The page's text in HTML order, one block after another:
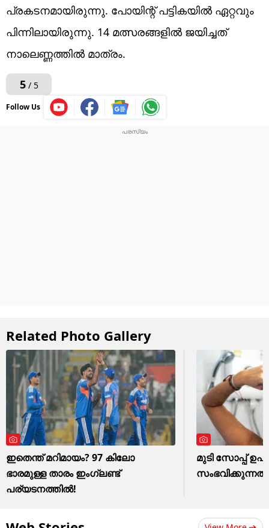
പ്രകടനമായിരുന്നു. പോയിന്റ് പട്ടികയില്‍ ഏറ്റവും
പിന്നിലായിരുന്നു. 14 മത്സരങ്ങളില്‍ ജയിച്ചത്
നാലെണ്ണത്തില്‍ മാത്രം.
5/ 5
Follow Us
Related Photo Gallery
ഇതെന്ത് മറിമായം? 97 കിലോ
ഭാരമുള്ള താരം ഇംഗ്ലണ്ട്
പര്യടനത്തില്‍!
മുടി സോപ്പ്